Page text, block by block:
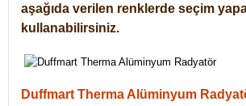
aşağıda verilen renklerde seçim
kullanabilirsiniz.
Duffmart Therma Alüminyum